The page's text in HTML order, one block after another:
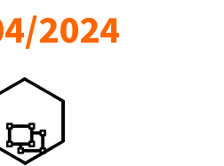
2024